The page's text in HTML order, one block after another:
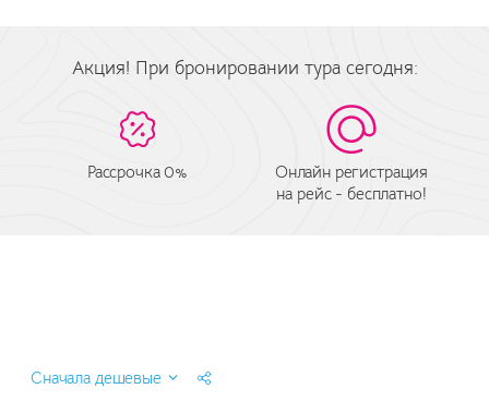
Акция! При бронировании тура сегодня:
Рассрочка 0%
Онлайн регистрация
на рейс - бесплатно!
Сначала дешевые